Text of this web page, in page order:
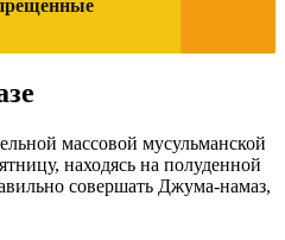
массовой мусульманской
находясь на полуденной
совершать Джума-намаз,